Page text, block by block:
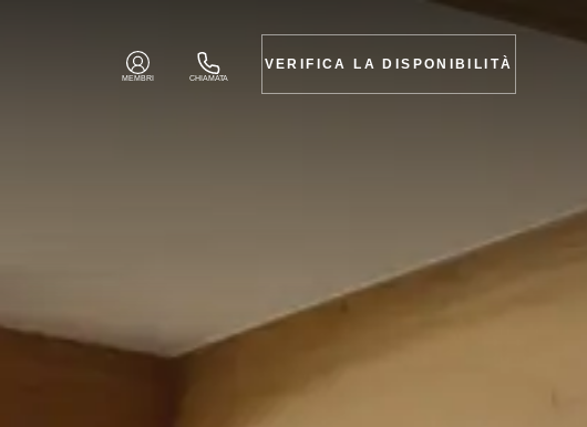
MEMBRI CHIAMATA
VERIFICA LA DISPONIBILITÀ